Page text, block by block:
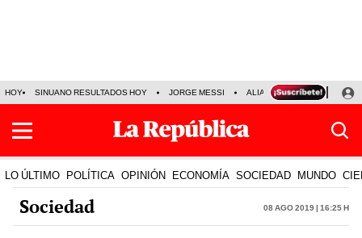
HOY SINUANO RESULTADOS HOY JORGE MESSI ALIANZA LIMA VS SPORT
LO ÚLTIMO POLÍTICA OPINIÓN ECONOMÍA SOCIEDAD MUNDO
Sociedad 08 Ago 2019 | 16:25 h